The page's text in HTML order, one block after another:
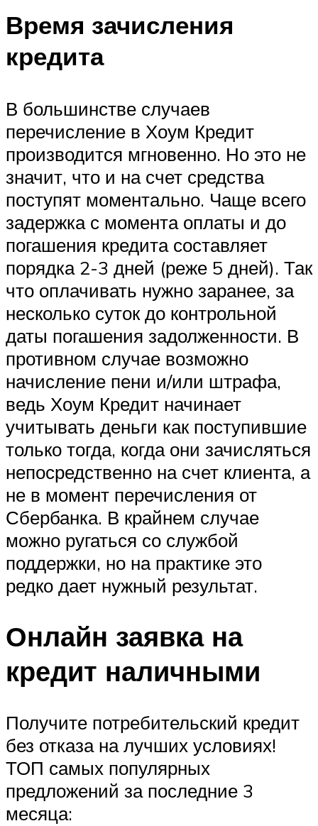
Время зачисления
кредита
В большинстве случаев
перечисление в Хоум Кредит
производится мгновенно. Но это не
значит, что и на счет средства
поступят моментально. Чаще всего
задержка с момента оплаты и до
погашения кредита составляет
порядка 2-3 дней (реже 5 дней). Так
что оплачивать нужно заранее, за
несколько суток до контрольной
даты погашения задолженности. В
противном случае возможно
начисление пени и/или штрафа,
ведь Хоум Кредит начинает
учитывать деньги как поступившие
только тогда, когда они зачисляться
непосредственно на счет клиента, а
не в момент перечисления от
Сбербанка. В крайнем случае
можно ругаться со службой
поддержки, но на практике это
редко дает нужный результат.
Онлайн заявка на
кредит наличными
Получите потребительский кредит
без отказа на лучших условиях!
ТОП самых популярных
предложений за последние 3
месяца: